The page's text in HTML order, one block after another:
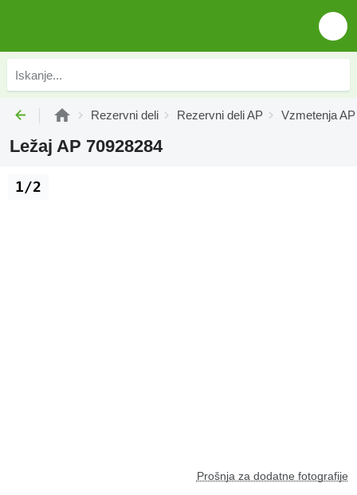
Rezervni deli Rezervni deli AP Vzmetenja AP
Ležaj AP 70928284
Prošnja za dodatne fotografije
1/2